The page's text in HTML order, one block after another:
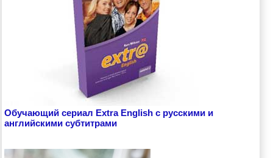
Обучающий сериал Extra English с русскими и
английскими субтитрами